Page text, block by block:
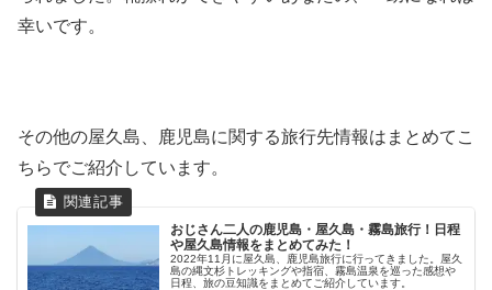
幸いです。
その他の屋久島、鹿児島に関する旅行先情報はまとめてこ
ちらでご紹介しています。
おじさん二人の鹿児島・屋久島・霧島旅行！日程
や屋久島情報をまとめてみた！
2022年11月に屋久島、鹿児島旅行に行ってきました。屋久
島の縄文杉トレッキングや指宿、霧島温泉を巡った感想や
日程、旅の豆知識をまとめてご紹介しています。